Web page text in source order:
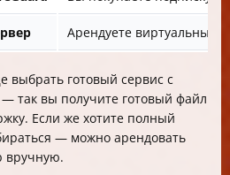
Арендуете виртуальный
выбрать готовый сервис с
так вы получите готовый файл
Если же хотите полный
— можно арендовать
вручную.